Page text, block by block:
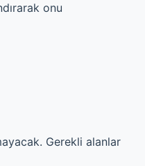
onu
Gerekli alanlar